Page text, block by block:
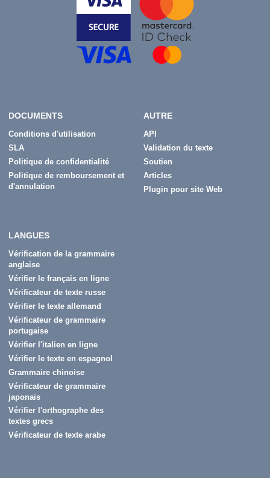
DOCUMENTS
Conditions d'utilisation
SLA
Politique de confidentialité
Politique de remboursement et
d'annulation
AUTRE
API
Validation du texte
Soutien
Articles
Plugin pour site Web
LANGUES
Vérification de la grammaire
anglaise
Vérifier le français en ligne
Vérificateur de texte russe
Vérifier le texte allemand
Vérificateur de grammaire
portugaise
Vérifier l'italien en ligne
Vérifier le texte en espagnol
Grammaire chinoise
Vérificateur de grammaire
japonais
Vérifier l'orthographe des
textes grecs
Vérificateur de texte arabe